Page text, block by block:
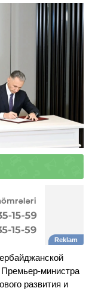
министра
развития и